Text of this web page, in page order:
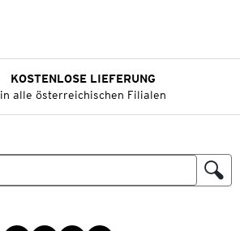
KOSTENLOSE LIEFERUNG
in alle österreichischen Filialen